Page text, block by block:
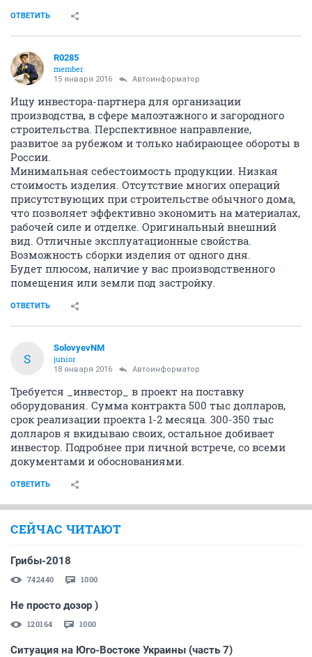
ОТВЕТИТЬ
R0285
member
15 января 2016 Автоинформатор
Ищу инвестора-партнера для организации
производства, в сфере малоэтажного и загородного
строительства. Перспективное направление,
развитое за рубежом и только набирающее обороты в
России.
Минимальная себестоимость продукции. Низкая
стоимость изделия. Отсутствие многих операций
присутствующих при строительстве обычного дома,
что позволяет эффективно экономить на материалах,
рабочей силе и отделке. Оригинальный внешний
вид. Отличные эксплуатационные свойства.
Возможность сборки изделия от одного дня.
Будет плюсом, наличие у вас производственного
помещения или земли под застройку.
ОТВЕТИТЬ
S
SolovyevNM
junior
18 января 2016 Автоинформатор
Требуется _инвестор_ в проект на поставку
оборудования. Сумма контракта 500 тыс долларов,
срок реализации проекта 1-2 месяца. 300-350 тыс
долларов я вкидываю своих, остальное добивает
инвестор. Подробнее при личной встрече, со всеми
документами и обоснованиями.
ОТВЕТИТЬ
СЕЙЧАС ЧИТАЮТ
Грибы-2018
742440 1000
Не просто дозор )
120164 1000
Ситуация на Юго-Востоке Украины (часть 7)